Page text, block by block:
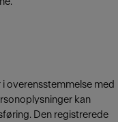
i overensstemmelse med
kan
Den registrerede